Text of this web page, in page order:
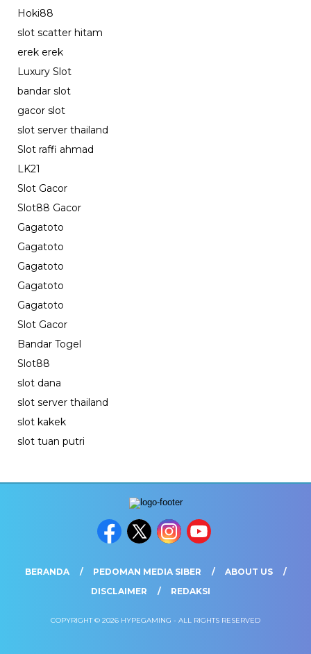
Hoki88
slot scatter hitam
erek erek
Luxury Slot
bandar slot
gacor slot
slot server thailand
Slot raffi ahmad
LK21
Slot Gacor
Slot88 Gacor
Gagatoto
Gagatoto
Gagatoto
Gagatoto
Gagatoto
Slot Gacor
Bandar Togel
Slot88
slot dana
slot server thailand
slot kakek
slot tuan putri
BERANDA PEDOMAN MEDIA SIBER
ABOUT US
DISCLAIMER
REDAKSI
COPYRIGHT © 2026 HYPEGAMING - ALL RIGHTS RESERVED